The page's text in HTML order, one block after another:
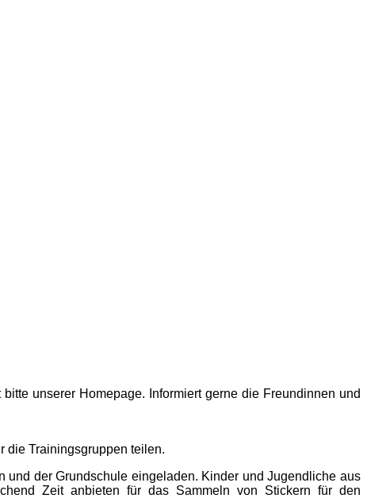
unserer Homepage. Informiert gerne die Freundinnen und
die Trainingsgruppen teilen.
der Grundschule eingeladen. Kinder und Jugendliche aus
Zeit anbieten für das Sammeln von Stickern für den